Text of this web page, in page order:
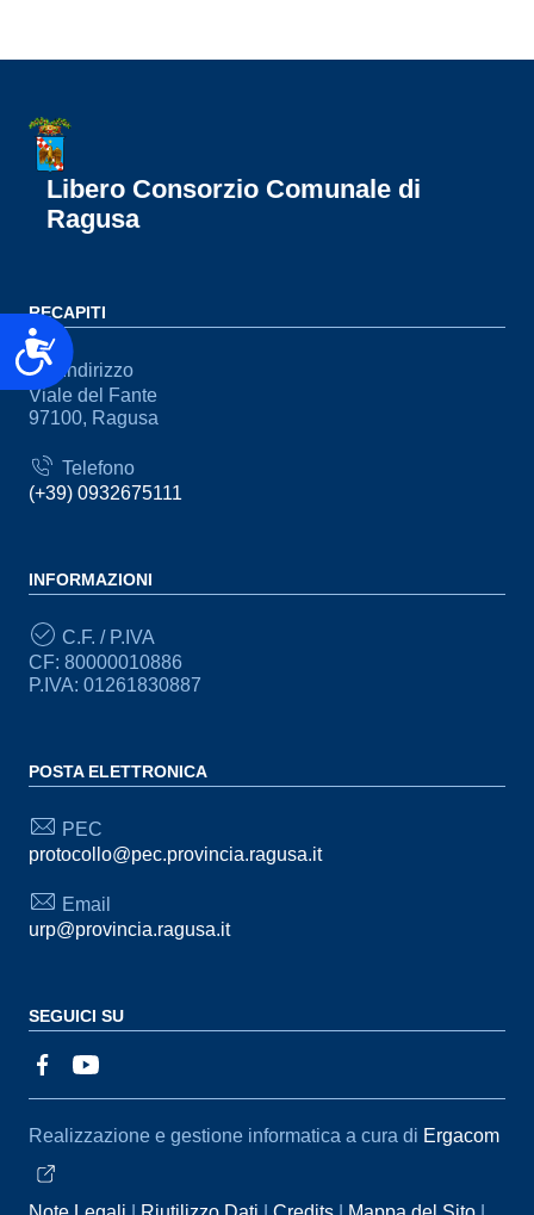
Accessibilità
Libero Consorzio Comunale di
Ragusa
RECAPITI
Indirizzo
Viale del Fante
97100, Ragusa
Telefono
(+39) 0932675111
INFORMAZIONI
C.F. / P.IVA
CF: 80000010886
P.IVA: 01261830887
POSTA ELETTRONICA
PEC
protocollo@pec.provincia.ragusa.it
Email
urp@provincia.ragusa.it
SEGUICI SU
Sezione Link Utili
Realizzazione e gestione informatica a cura di Ergacom